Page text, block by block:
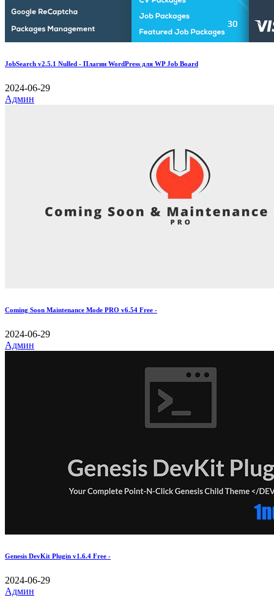
JobSearch v2.5.1 Nulled - Плагин WordPress для WP Job Board
2024-06-29
Админ
Coming Soon Maintenance Mode PRO v6.54 Free -
2024-06-29
Админ
Genesis DevKit Plugin v1.6.4 Free -
2024-06-29
Админ